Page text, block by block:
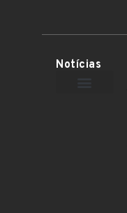
Notícias